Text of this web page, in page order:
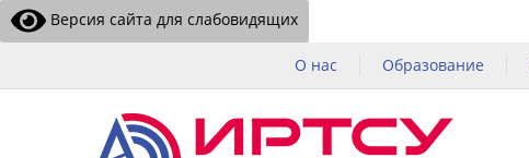
Версия сайта для слабовидящих
О нас Образование